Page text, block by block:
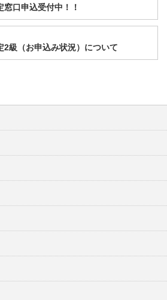
口申込受付中！！
級（お申込み状況）について